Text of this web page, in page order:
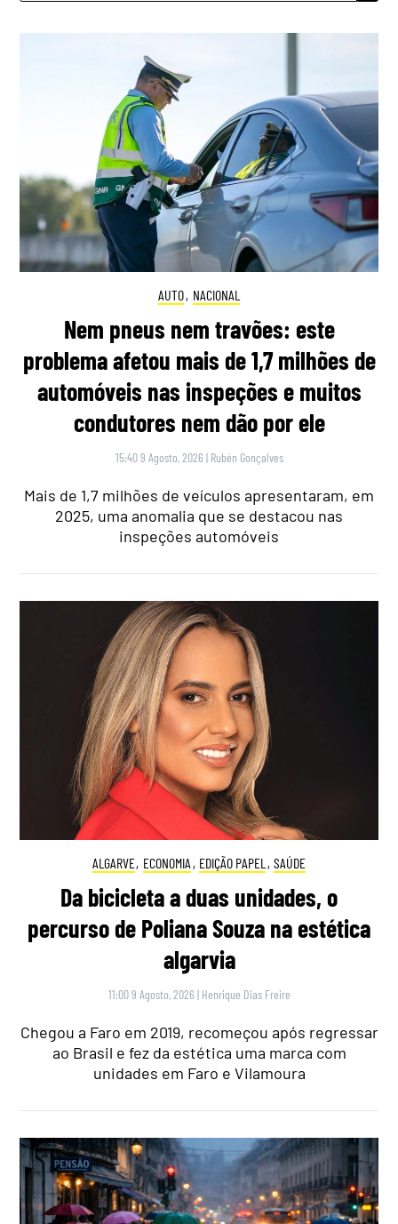
AUTO, NACIONAL
Nem pneus nem travões: este
problema afetou mais de 1,7 milhões de
automóveis nas inspeções e muitos
condutores nem dão por ele
15:40 9 Agosto, 2026 | Rubén Gonçalves
Mais de 1,7 milhões de veículos apresentaram, em
2025, uma anomalia que se destacou nas
inspeções automóveis
ALGARVE, ECONOMIA , EDIÇÃO PAPEL , SAÚDE
Da bicicleta a duas unidades, o
percurso de Poliana Souza na estética
algarvia
11:00 9 Agosto, 2026 | Henrique Dias Freire
Chegou a Faro em 2019, recomeçou após regressar
ao Brasil e fez da estética uma marca com
unidades em Faro e Vilamoura